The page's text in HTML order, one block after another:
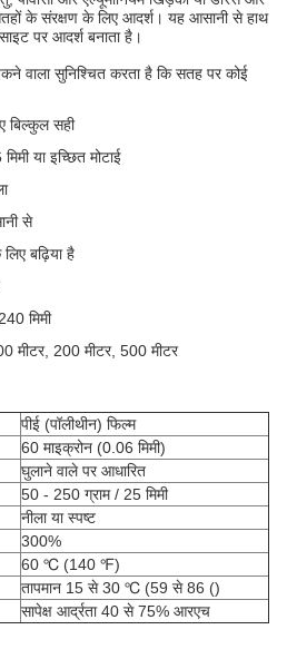
के संरक्षण के लिए आदर्श। यह आसानी से हाथ
पर आदर्श बनाता है।
वाला सुनिश्चित करता है कि सतह पर कोई
बिल्कुल सही
या इच्छित मोटाई
से
बढ़िया है
मिमी
मीटर, 200 मीटर, 500 मीटर
पीई (पॉलीथीन) फिल्म
60 माइक्रोन (0.06 मिमी)
घुलाने वाले पर आधारित
50 - 250 ग्राम / 25 मिमी
नीला या स्पष्ट
300%
60 ℃ (140 ℉)
तापमान 15 से 30 ℃ (59 से 86 ()
सापेक्ष आर्द्रता 40 से 75% आरएच